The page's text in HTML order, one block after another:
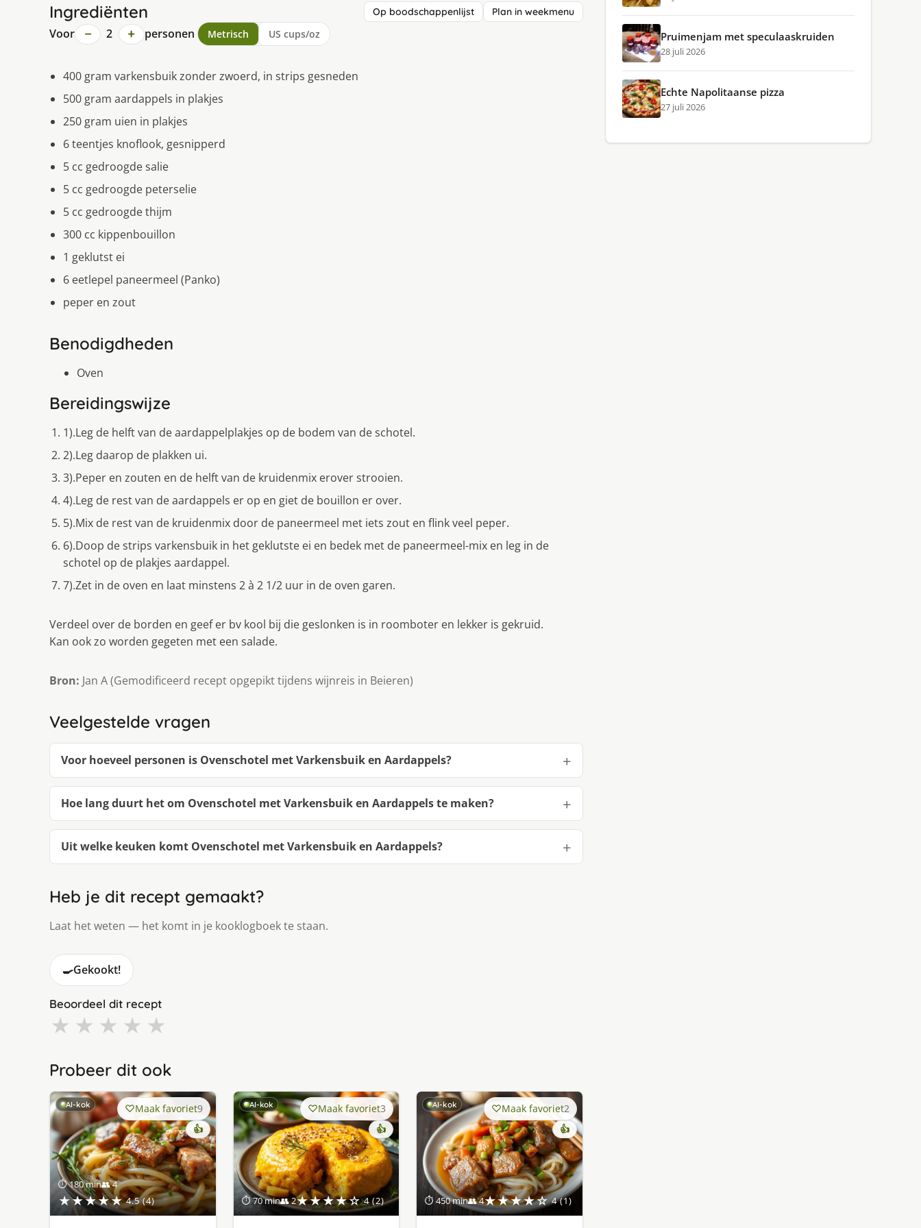
Ingrediënten Op boodschappenlijst Plan in weekmenu
Voor − 2 + personen Metrisch US cups/oz
400 gram varkensbuik zonder zwoerd, in strips gesneden
500 gram aardappels in plakjes
250 gram uien in plakjes
6 teentjes knoflook, gesnipperd
5 cc gedroogde salie
5 cc gedroogde peterselie
5 cc gedroogde thijm
300 cc kippenbouillon
1 geklutst ei
6 eetlepel paneermeel (Panko)
peper en zout
Benodigdheden
Oven
Bereidingswijze
1).Leg de helft van de aardappelplakjes op de bodem van de schotel.
2).Leg daarop de plakken ui.
3).Peper en zouten en de helft van de kruidenmix erover strooien.
4).Leg de rest van de aardappels er op en giet de bouillon er over.
5).Mix de rest van de kruidenmix door de paneermeel met iets zout en flink veel peper.
6).Doop de strips varkensbuik in het geklutste ei en bedek met de paneermeel-mix en leg in de
schotel op de plakjes aardappel.
7).Zet in de oven en laat minstens 2 à 2 1/2 uur in de oven garen.
Verdeel over de borden en geef er bv kool bij die geslonken is in roomboter en lekker is gekruid.
Kan ook zo worden gegeten met een salade.
Bron: Jan A (Gemodificeerd recept opgepikt tijdens wijnreis in Beieren)
Veelgestelde vragen
Voor hoeveel personen is Ovenschotel met Varkensbuik en Aardappels?
Hoe lang duurt het om Ovenschotel met Varkensbuik en Aardappels te maken?
Uit welke keuken komt Ovenschotel met Varkensbuik en Aardappels?
Heb je dit recept gemaakt?
Laat het weten — het komt in je kooklogboek te staan.
🍳Gekookt!
Beoordeel dit recept
★ ★ ★ ★ ★
Probeer dit ook
AI-kok
⏱ 180 min👥 4
★★★★★ 4.5 (4)
Maak favoriet9
👍
AI-kok
⏱ 70 min👥 2★★★★☆ 4 (2)
Maak favoriet3
👍
AI-kok
⏱ 450 min👥 4★★★★☆ 4 (1)
Maak favoriet2
👍
Pruimenjam met speculaaskruiden
28 juli 2026
Echte Napolitaanse pizza
27 juli 2026